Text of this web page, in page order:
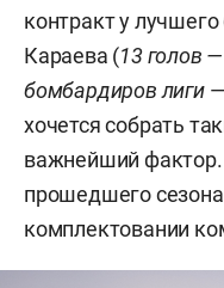
контракт у
Караева (13 голов
бомбардиров лиги—
хочется собрать
важнейший
прошедшего
комплектовании